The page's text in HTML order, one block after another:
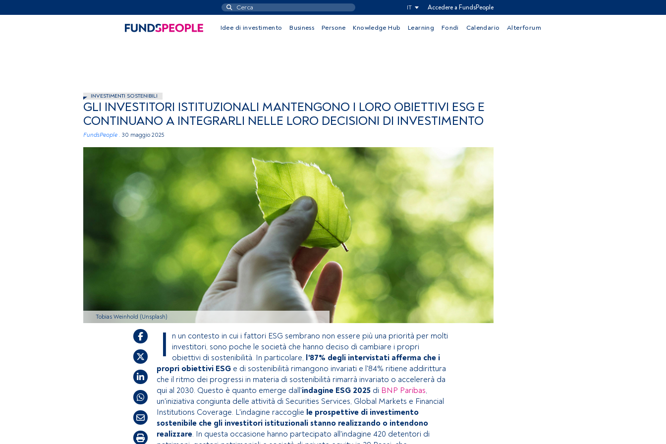
IT Accedere a FundsPeople
Idee di investimento Business Persone Knowledge Hub Learning Fondi Calendario Alterforum
INVESTIMENTI SOSTENIBILI
GLI INVESTITORI ISTITUZIONALI MANTENGONO I LORO OBIETTIVI ESG E
CONTINUANO A INTEGRARLI NELLE LORO DECISIONI DI INVESTIMENTO
FundsPeople . 30 maggio 2025
Tobias Weinhold (Unsplash)
I
n un contesto in cui i fattori ESG sembrano non essere più una priorità per molti
investitori, sono poche le società che hanno deciso di cambiare i propri
obiettivi di sostenibilità. In particolare, l'87% degli intervistati afferma che i
propri obiettivi ESG e di sostenibilità rimangono invariati e l'84% ritiene addirittura
che il ritmo dei progressi in materia di sostenibilità rimarrà invariato o accelererà da
qui al 2030. Questo è quanto emerge dall'indagine ESG 2025 di BNP Paribas,
un'iniziativa congiunta delle attività di Securities Services, Global Markets e Financial
Institutions Coverage. L'indagine raccoglie le prospettive di investimento
sostenibile che gli investitori istituzionali stanno realizzando o intendono
realizzare. In questa occasione hanno partecipato all'indagine 420 detentori di